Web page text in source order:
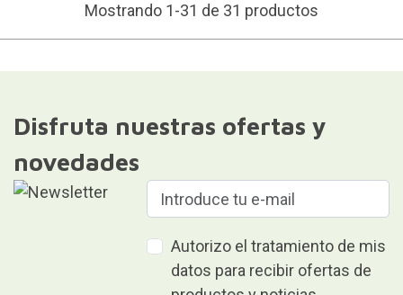
Mostrando 1-31 de 31 productos
Disfruta nuestras ofertas y
novedades
Autorizo el tratamiento de mis
datos para recibir ofertas de